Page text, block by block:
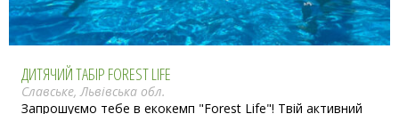
ДИТЯЧИЙ ТАБІР FOREST LIFE
Славське, Львівська обл.
Запрошуємо тебе в екокемп "Forest Life"! Твій активний